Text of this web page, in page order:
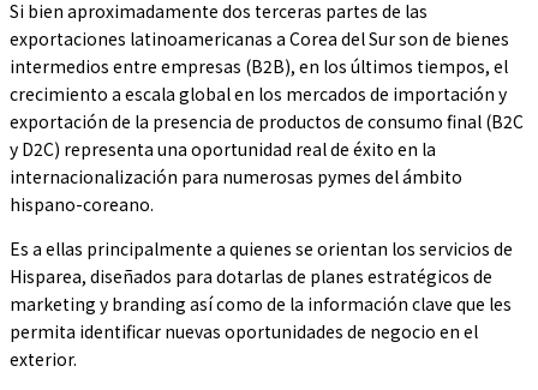
Si bien aproximadamente dos terceras partes de las
exportaciones latinoamericanas a Corea del Sur son de bienes
intermedios entre empresas (B2B), en los últimos tiempos, el
crecimiento a escala global en los mercados de importación y
exportación de la presencia de productos de consumo final (B2C
y D2C) representa una oportunidad real de éxito en la
internacionalización para numerosas pymes del ámbito
hispano-coreano.
Es a ellas principalmente a quienes se orientan los servicios de
Hisparea, diseñados para dotarlas de planes estratégicos de
marketing y branding así como de la información clave que les
permita identificar nuevas oportunidades de negocio en el
exterior.